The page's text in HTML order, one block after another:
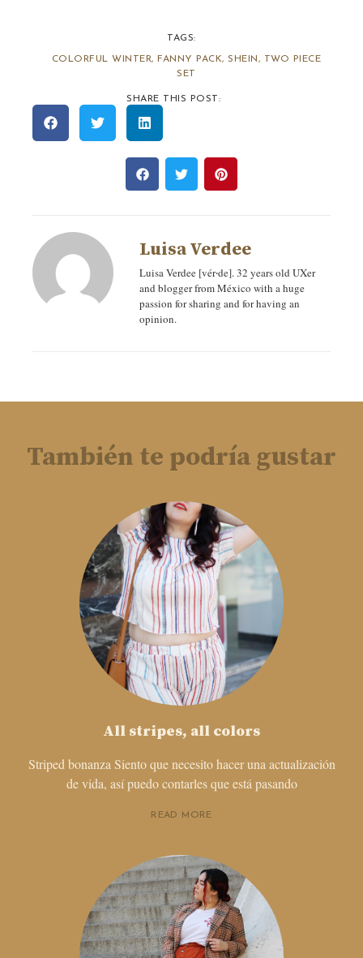
TAGS:
COLORFUL WINTER,FANNY PACK,SHEIN, TWO PIECE
SET
SHARE THIS POST:
Luisa Verdee
Luisa Verdee [vér‧de]. 32 years old UXer
and blogger from México with a huge
passion for sharing and for having an
opinion.
También te podría gustar
All stripes, all colors
Striped bonanza Siento que necesito hacer una actualización
de vida, así puedo contarles que está pasando
READ MORE